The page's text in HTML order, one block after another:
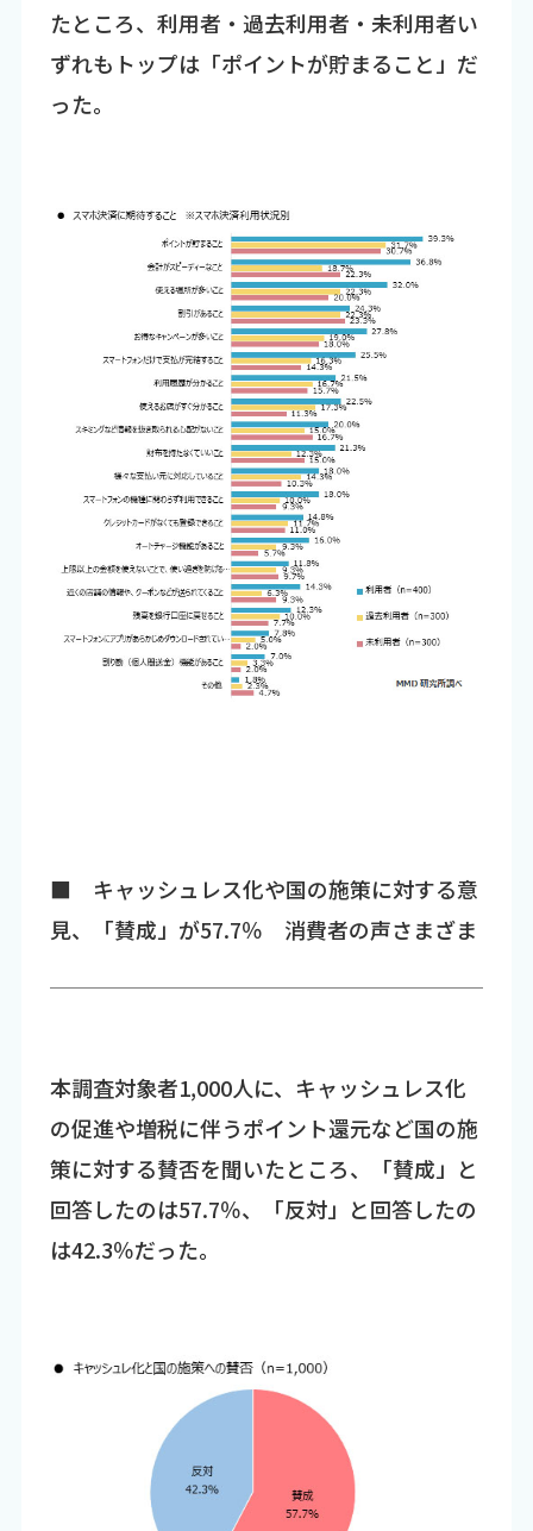
たところ、利用者・過去利用者・未利用者い
ずれもトップは「ポイントが貯まること」だ
った。
■ キャッシュレス化や国の施策に対する意
見、「賛成」が57.7％ 消費者の声さまざま
本調査対象者1,000人に、キャッシュレス化
の促進や増税に伴うポイント還元など国の施
策に対する賛否を聞いたところ、「賛成」と
回答したのは57.7％、「反対」と回答したの
は42.3％だった。